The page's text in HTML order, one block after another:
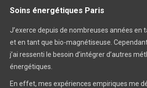
Soins énergétiques Paris
J’exerce depuis de nombreuses années en
et en tant que bio-magnétiseuse.
j’ai ressenti le besoin d’intégrer d’autres
énergétiques.
En effet, mes expériences empiriques me